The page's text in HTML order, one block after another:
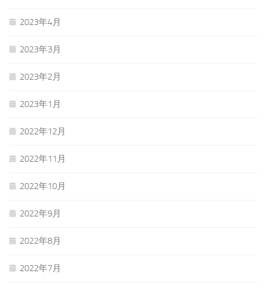
2023年4月
2023年3月
2023年2月
2023年1月
2022年12月
2022年11月
2022年10月
2022年9月
2022年8月
2022年7月